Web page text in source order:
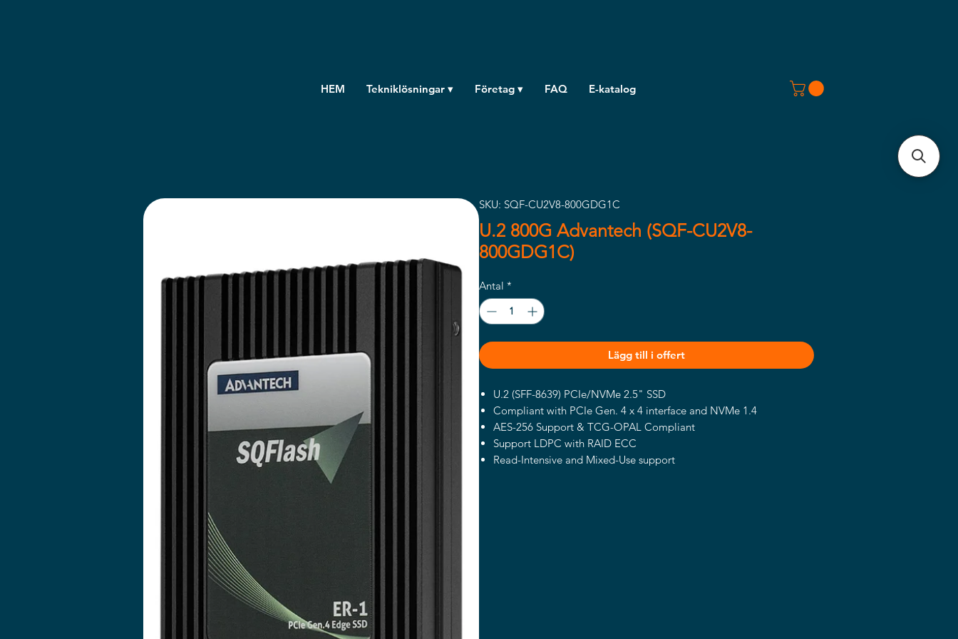
HEM Tekniklösningar ▾ Företag ▾ FAQ E-katalog
SKU: SQF-CU2V8-800GDG1C
U.2 800G Advantech (SQF-CU2V8-
800GDG1C)
Antal *
Lägg till i offert
U.2 (SFF-8639) PCIe/NVMe 2.5" SSD
Compliant with PCIe Gen. 4 x 4 interface and NVMe 1.4
AES-256 Support & TCG-OPAL Compliant
Support LDPC with RAID ECC
Read-Intensive and Mixed-Use support